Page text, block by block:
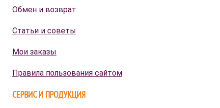
Обмен и возврат
Статьи и советы
Мои заказы
Правила пользования сайтом
СЕРВИС И ПРОДУКЦИЯ